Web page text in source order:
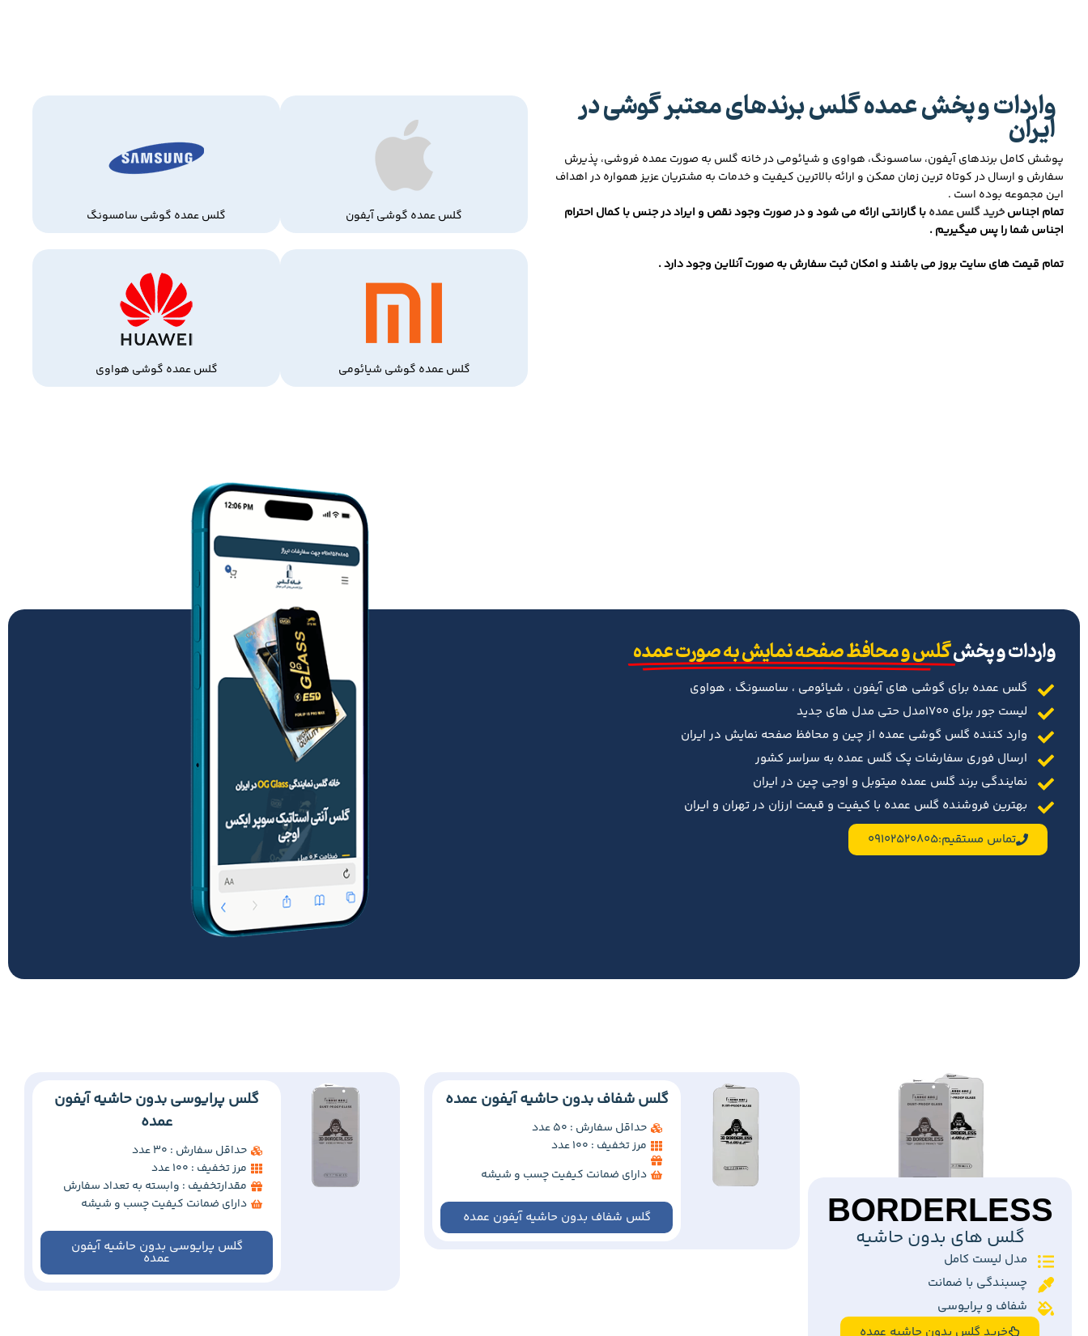
واردات و پخش عمده گلس برندهای معتبر گوشی در
ایران
پوشش کامل برندهای آیفون، سامسونگ، هواوی و شیائومی در خانه گلس به صورت عمده فروشی، پذیرش
سفارش و ارسال در کوتاه ترین زمان ممکن و ارائه بالاترین کیفیت و خدمات به مشتریان عزیز همواره در اهداف
این مجموعه بوده است .
تمام اجناسخرید گلس عمدهبا گارانتی ارائه می شود و در صورت وجود نقص و ایراد در جنس با کمال احترام
اجناس شما را پس میگیریم .
تمام قیمت های سایت بروز می باشند و امکان ثبت سفارش به صورت آنلاین وجود دارد .
گلس عمده گوشی آیفون گلس عمده گوشی سامسونگ
گلس عمده گوشی شیائومی گلس عمده گوشی هواوی
‌واردات و پخشگلس و محافظ صفحه نمایش به صورت عمده
گلس عمده برای گوشی های آیفون ، شیائومی ، سامسونگ ، هواوی
لیست جور برای 1700مدل حتی مدل های جدید
وارد کننده گلس گوشی عمده از چین و محافظ صفحه نمایش در ایران
ارسال فوری سفارشات پک گلس عمده به سراسر کشور
نمایندگی برند گلس عمده میتوبل و اوجی چین در ایران
بهترین فروشنده گلس عمده با کیفیت و قیمت ارزان در تهران و ایران
تماس مستقیم:09102520805
BORDERLESS
گلس های بدون حاشیه
مدل لیست کامل
چسبندگی با ضمانت
شفاف و پرایوسی
گلس شفاف بدون حاشیه آیفون عمده
حداقل سفارش : 50 عدد
مرز تخفیف : 100 عدد
دارای ضمانت کیفیت چسب و شیشه
گلس شفاف بدون حاشیه آیفون عمده
گلس پرایوسی بدون حاشیه آیفون
عمده
حداقل سفارش : 30 عدد
مرز تخفیف : 100 عدد
مقدارتخفیف : وابسته به تعداد سفارش
دارای ضمانت کیفیت چسب و شیشه
گلس پرایوسی بدون حاشیه آیفون
عمده